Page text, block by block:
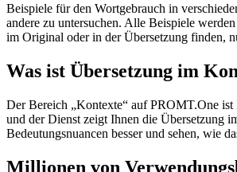
Beispiele für den Wortgebrauch in
andere zu untersuchen. Alle Beispiele
im Original oder in der Übersetzung finden,
Was ist Übersetzung im
Der Bereich „Kontexte“ auf PROMT.One
und der Dienst zeigt Ihnen die Übersetzung
Bedeutungsnuancen besser und sehen, wie
Millionen von